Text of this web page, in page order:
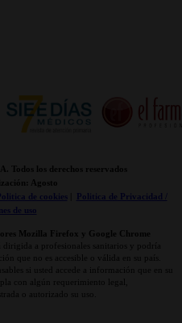
Todos los derechos reservados
Agosto
Politica de cookies|
Politica de Privacidad /
de uso
Mozilla Firefox y Google Chrome
a profesionales sanitarios y podría
que no es accesible o válida en su país.
si usted accede a información que en su
con algún requerimiento legal,
o autorizado su uso.